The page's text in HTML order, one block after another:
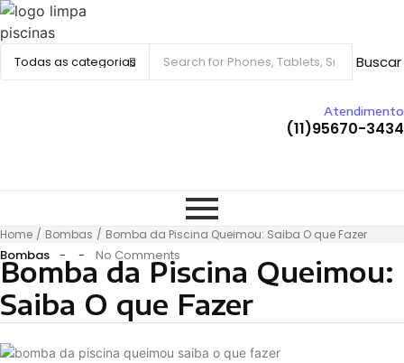
Buscar
Atendimento
(11)95670-3434
Home / Bombas / Bomba da Piscina Queimou: Saiba O que Fazer
Bombas - - No Comments
Bomba da Piscina Queimou:
Saiba O que Fazer